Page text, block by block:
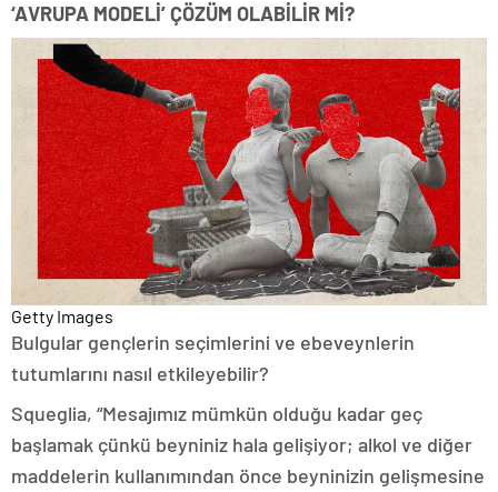
‘AVRUPA MODELİ’ ÇÖZÜM OLABİLİR Mİ?
Getty Images
Bulgular gençlerin seçimlerini ve ebeveynlerin
tutumlarını nasıl etkileyebilir?
Squeglia, “Mesajımız mümkün olduğu kadar geç
başlamak çünkü beyniniz hala gelişiyor; alkol ve diğer
maddelerin kullanımından önce beyninizin gelişmesine